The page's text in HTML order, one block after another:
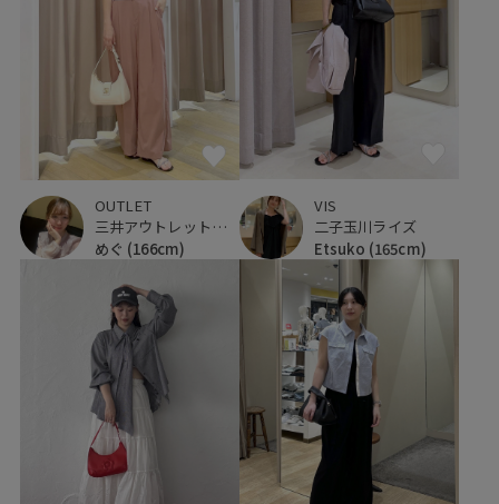
OUTLET
三井アウトレットパーク 仙台港
めぐ (166cm)
VIS
二子玉川ライズ
Etsuko (165cm)